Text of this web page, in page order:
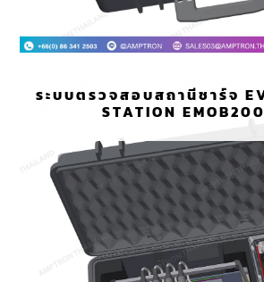
ระบบตรวจสอบสถานีชาร์จ
STATION